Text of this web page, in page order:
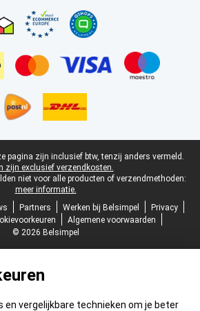
pagina zijn inclusief btw, tenzij anders vermeld.
zijn exclusief verzendkosten.
niet voor alle producten of verzendmethoden:
meer informatie.
Partners Werken bij Belsimpel
Privacy
Algemene voorwaarden
© 2026 Belsimpel
en vergelijkbare technieken om je beter